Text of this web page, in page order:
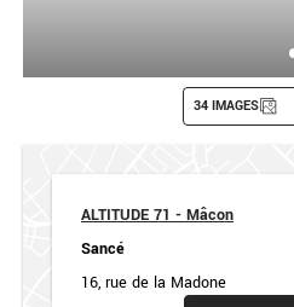
34 IMAGES
ALTITUDE 71 - Mâcon
Sancé
16, rue de la Madone